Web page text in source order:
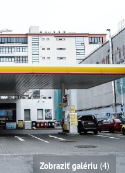
Zobraziť galériu (4)